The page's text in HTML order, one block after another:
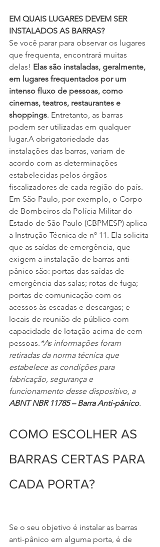
EM QUAIS LUGARES DEVEM SER
INSTALADOS AS BARRAS?
Se você parar para observar os lugares
que frequenta, encontrará muitas
delas! Elas são instaladas, geralmente,
em lugares frequentados por um
intenso fluxo de pessoas, como
cinemas, teatros, restaurantes e
shoppings. Entretanto, as barras
podem ser utilizadas em qualquer
lugar.A obrigatoriedade das
instalações das barras, variam de
acordo com as determinações
estabelecidas pelos órgãos
fiscalizadores de cada região do país.
Em São Paulo, por exemplo, o Corpo
de Bombeiros da Polícia Militar do
Estado de São Paulo (CBPMESP) aplica
a Instrução Técnica de nº 11. Ela solicita
que as saídas de emergência, que
exigem a instalação de barras anti-
pânico são: portas das saídas de
emergência das salas; rotas de fuga;
portas de comunicação com os
acessos às escadas e descargas; e
locais de reunião de público com
capacidade de lotação acima de cem
pessoas. *As informações foram
retiradas da norma técnica que
estabelece as condições para
fabricação, segurança e
funcionamento desse dispositivo, a
ABNT NBR 11785 – Barra Anti-pânico.
COMO ESCOLHER AS
BARRAS CERTAS PARA
CADA PORTA?
Se o seu objetivo é instalar as barras
anti-pânico em alguma porta, é de